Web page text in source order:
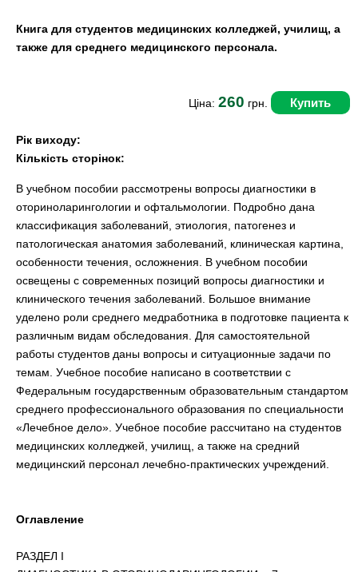
Книга для студентов медицинских колледжей, училищ, а
также для среднего медицинского персонала.
Ціна: 260 грн. Купить
Рік виходу:
Кількість сторінок:
В учебном пособии рассмотрены вопросы диагностики в
оториноларингологии и офтальмологии. Подробно дана
классификация заболеваний, этиология, патогенез и
патологическая анатомия заболеваний, клиническая картина,
особенности течения, осложнения. В учебном пособии
освещены с современных позиций вопросы диагностики и
клинического течения заболеваний. Большое внимание
уделено роли среднего медработника в подготовке пациента к
различным видам обследования. Для самостоятельной
работы студентов даны вопросы и ситуационные задачи по
темам. Учебное пособие написано в соответствии с
Федеральным государственным образовательным стандартом
среднего профессионального образования по специальности
«Лечебное дело». Учебное пособие рассчитано на студентов
медицинских колледжей, училищ, а также на средний
медицинский персонал лечебно-практических учреждений.
Оглавление
РАЗДЕЛ I